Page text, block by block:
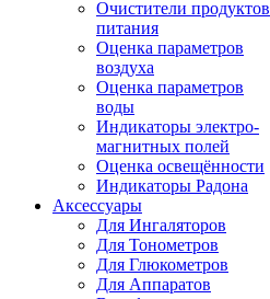
Очистители продуктов
питания
Оценка параметров
воздуха
Оценка параметров
воды
Индикаторы электро-
магнитных полей
Оценка освещённости
Индикаторы Радона
Аксессуары
Для Ингаляторов
Для Тонометров
Для Глюкометров
Для Аппаратов